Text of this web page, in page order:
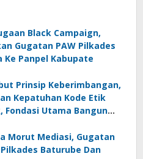
Black Campaign,
Gugatan PAW Pilkades
Ke Panpel Kabupate
Prinsip Keberimbangan,
Kepatuhan Kode Etik
Morut Mediasi, Gugatan
Baturube Dan